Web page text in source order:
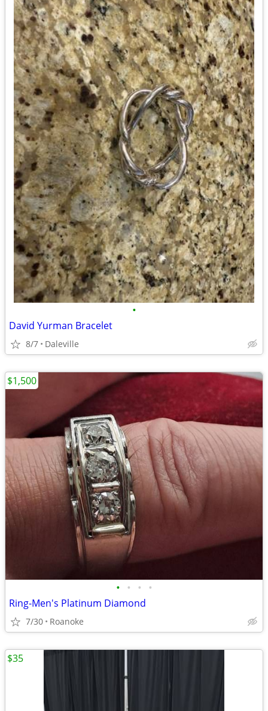
•
David Yurman Bracelet
8/7 Daleville
• • • •
Ring-Men's Platinum Diamond
7/30 Roanoke
$1,500
$35